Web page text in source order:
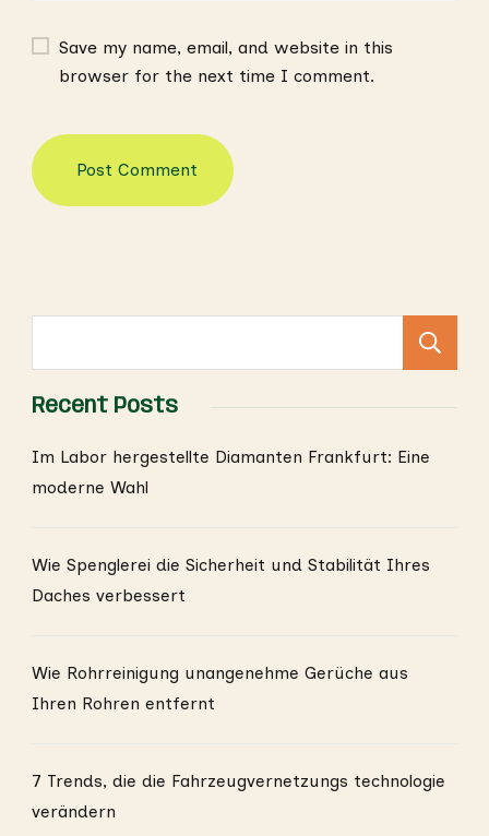
Save my name, email, and website in this
browser for the next time I comment.
Recent Posts
Im Labor hergestellte Diamanten Frankfurt: Eine
moderne Wahl
Wie Spenglerei die Sicherheit und Stabilität Ihres
Daches verbessert
Wie Rohrreinigung unangenehme Gerüche aus
Ihren Rohren entfernt
7 Trends, die die Fahrzeugvernetzungs technologie
verändern